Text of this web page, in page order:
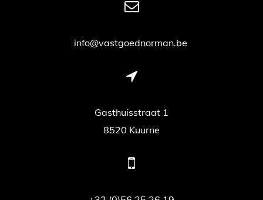
info@vastgoednorman.be
Gasthuisstraat 1
8520 Kuurne